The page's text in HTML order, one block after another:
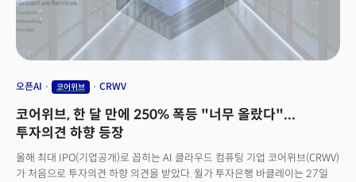
오픈AI 코어위브 CRWV
코어위브, 한 달 만에 250% 폭등 "너무 올랐다"...
투자의견 하향 등장
올해 최대 IPO(기업공개)로 꼽히는 AI 클라우드 컴퓨팅 기업 코어위브(CRWV)
가 처음으로 투자의견 하향 의견을 받았다. 월가 투자은행 바클레이는 27일